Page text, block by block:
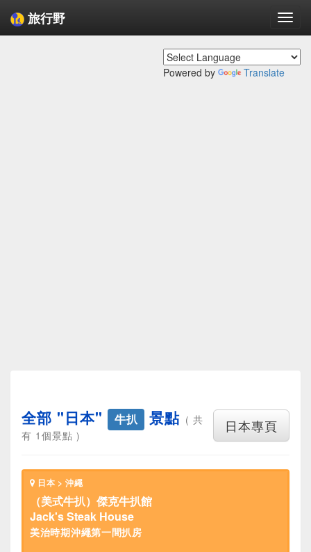
旅行野
Powered by Translate
日本專頁
全部 "日本" 牛扒 景點 ( 共
有 1個景點 )
日本 > 沖繩
（美式牛扒）傑克牛扒館
Jack's Steak House
美治時期沖繩第一間扒房